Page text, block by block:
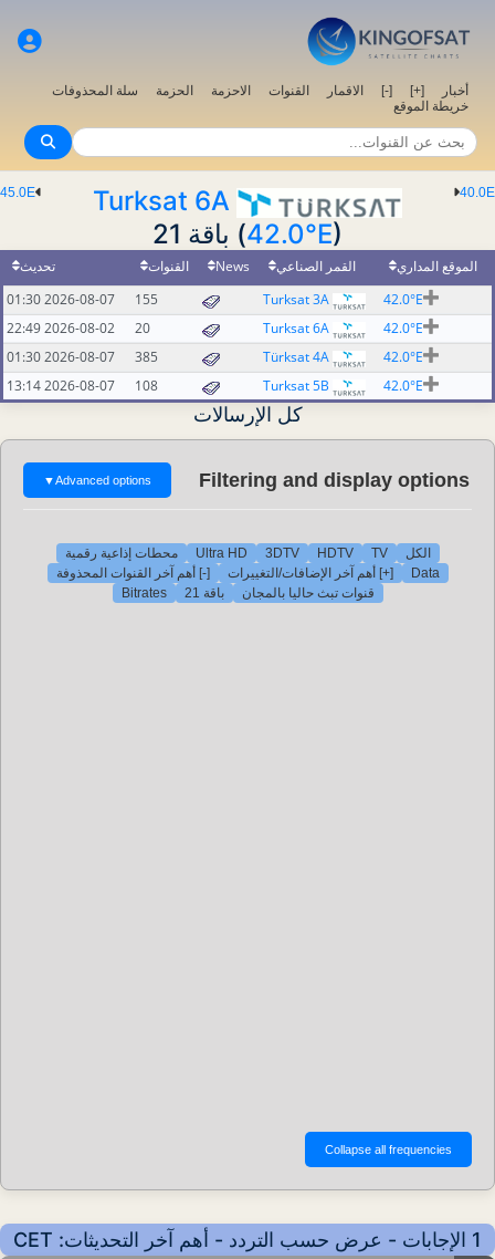
أخبار [+]
[-] الاقمار القنوات الاحزمة الحزمة
سلة المحذوفات
خريطة الموقع
40.0E
45.0E
Turksat 6A
(42.0°E) باقة 21
الموقع المداري القمر الصناعي News القنوات
تحديث
42.0°E
Turksat 3A
155
2026-08-07 01:30
42.0°E
Turksat 6A
20
2026-08-02 22:49
42.0°E
Türksat 4A
385
2026-08-07 01:30
42.0°E
Turksat 5B
108
2026-08-07 13:14
كل الإرسالات
Filtering and display options
Advanced options
▼
الكل TV
HDTV
3DTV
Ultra HD
محطات إذاعية رقمية
Data
[+] أهم آخر الإضافات/التغييرات
[-] أهم آخر القنوات المحذوفة
قنوات تبث حاليا بالمجان
باقة 21 Bitrates
1 الإجابات - عرض حسب التردد - أهم آخر التحديثات: CET